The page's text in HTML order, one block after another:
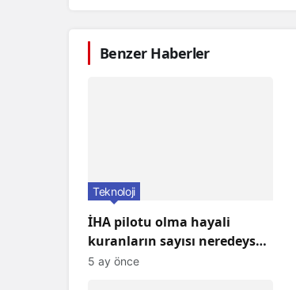
Benzer Haberler
İHA pilotu olma hayali
kuranların sayısı neredeyse
üç katına çıktı!
Teknoloji
5 ay önce